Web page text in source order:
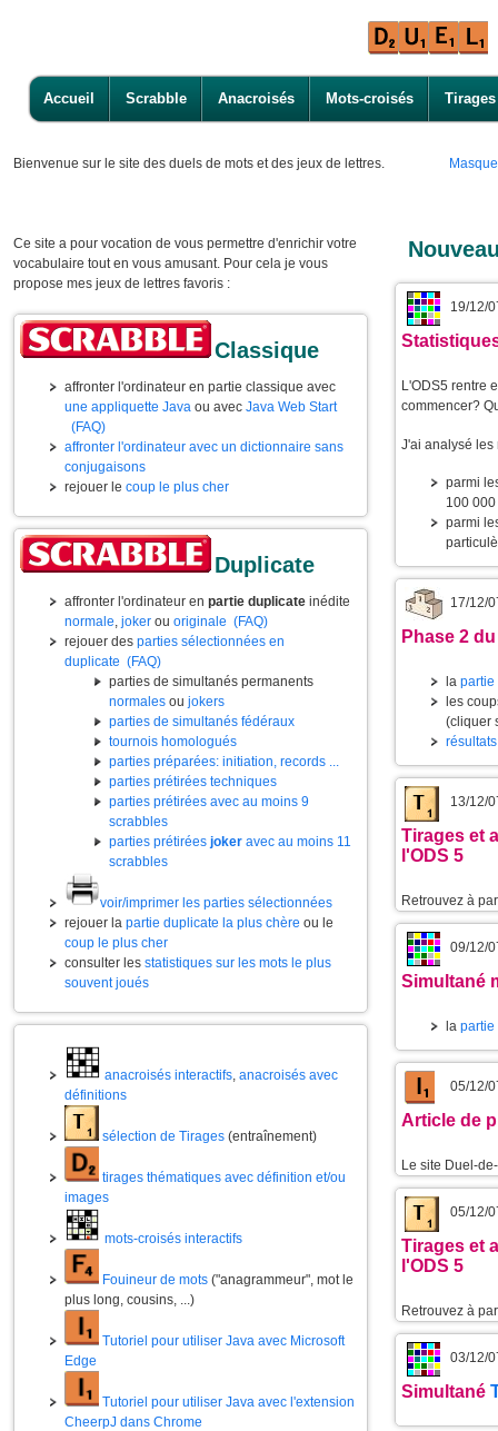
Accueil Scrabble Anacroisés Mots-croisés Tirages
Bienvenue sur le site des duels de mots et des jeux de lettres.
Ce site a pour vocation de vous permettre d'enrichir votre
vocabulaire tout en vous amusant. Pour cela je vous
propose mes jeux de lettres favoris :
Classique
affronter l'ordinateur en partie classique avec
une appliquette Java ou avec Java Web Start
(FAQ)
affronter l'ordinateur avec un dictionnaire sans
conjugaisons
rejouer le coup le plus cher
Duplicate
affronter l'ordinateur en partie duplicate inédite
normale, joker ou originale (FAQ)
rejouer des parties sélectionnées en
duplicate (FAQ)
parties de simultanés permanents
normales ou jokers
parties de simultanés fédéraux
tournois homologués
parties préparées: initiation, records ...
parties prétirées techniques
parties prétirées avec au moins 9
scrabbles
parties prétirées joker avec au moins 11
scrabbles
voir/imprimer les parties sélectionnées
rejouer la partie duplicate la plus chère ou le
coup le plus cher
consulter les statistiques sur les mots le plus
souvent joués
anacroisés interactifs, anacroisés avec
définitions
sélection de Tirages (entraînement)
tirages thématiques avec définition et/ou
images
mots-croisés interactifs
Fouineur de mots ("anagrammeur", mot le
plus long, cousins, ...)
Tutoriel pour utiliser Java avec Microsoft
Edge
Tutoriel pour utiliser Java avec l'extension
CheerpJ dans Chrome
19/12/
L'ODS5 rentre
commencer?
J'ai analysé
parmi
100
parmi
17/12/
Phase 2
la partie
les
(cliquer
13/12/
Tirages et
l'ODS 5
Retrouvez à
09/12/
Simultané
la partie
05/12/
Article de
Le site Duel-
05/12/
Tirages et
l'ODS 5
Retrouvez à
03/12/
Simultané